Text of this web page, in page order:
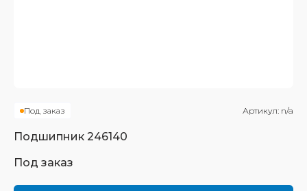
Под заказ Артикул: n/a
Подшипник 246140
Под заказ